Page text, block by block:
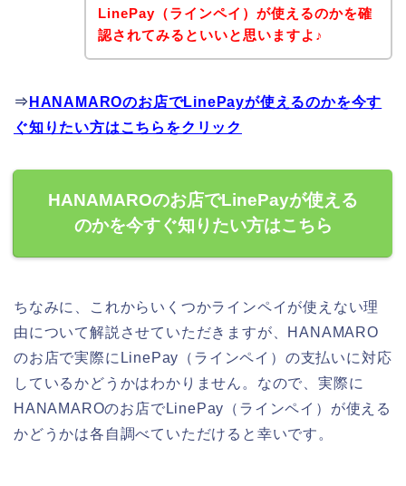
LinePay（ラインペイ）が使えるのかを確
認されてみるといいと思いますよ♪
⇒ HANAMAROのお店でLinePayが使えるのかを今す
ぐ知りたい方はこちらをクリック
HANAMAROのお店でLinePayが使える
のかを今すぐ知りたい方はこちら
ちなみに、これからいくつかラインペイが使えない理
由について解説させていただきますが、HANAMARO
のお店で実際にLinePay（ラインペイ）の支払いに対応
しているかどうかはわかりません。なので、実際に
HANAMAROのお店でLinePay（ラインペイ）が使える
かどうかは各自調べていただけると幸いです。